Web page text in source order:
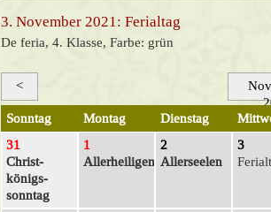
3. November 2021: Ferialtag
De feria, 4. Klasse, Farbe: grün
<
Sonntag
Montag Dienstag
31
Christ­
königs­
sonntag
1
Allerheiligen
2
Allerseelen
3